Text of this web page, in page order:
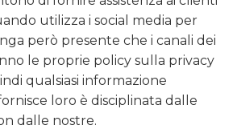
utilizza i social media per
però presente che i canali dei
le proprie policy sulla privacy
qualsiasi informazione
loro è disciplinata dalle
dalle nostre.